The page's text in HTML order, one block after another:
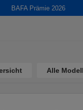
BAFA Prämie 2026
Alle